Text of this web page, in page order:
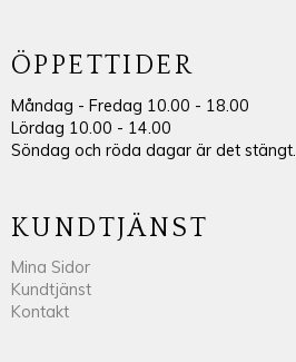
ÖPPETTIDER
Måndag - Fredag 10.00 - 18.00
Lördag 10.00 - 14.00
Söndag och röda dagar är det stängt.
KUNDTJÄNST
Mina Sidor
Kundtjänst
Kontakt